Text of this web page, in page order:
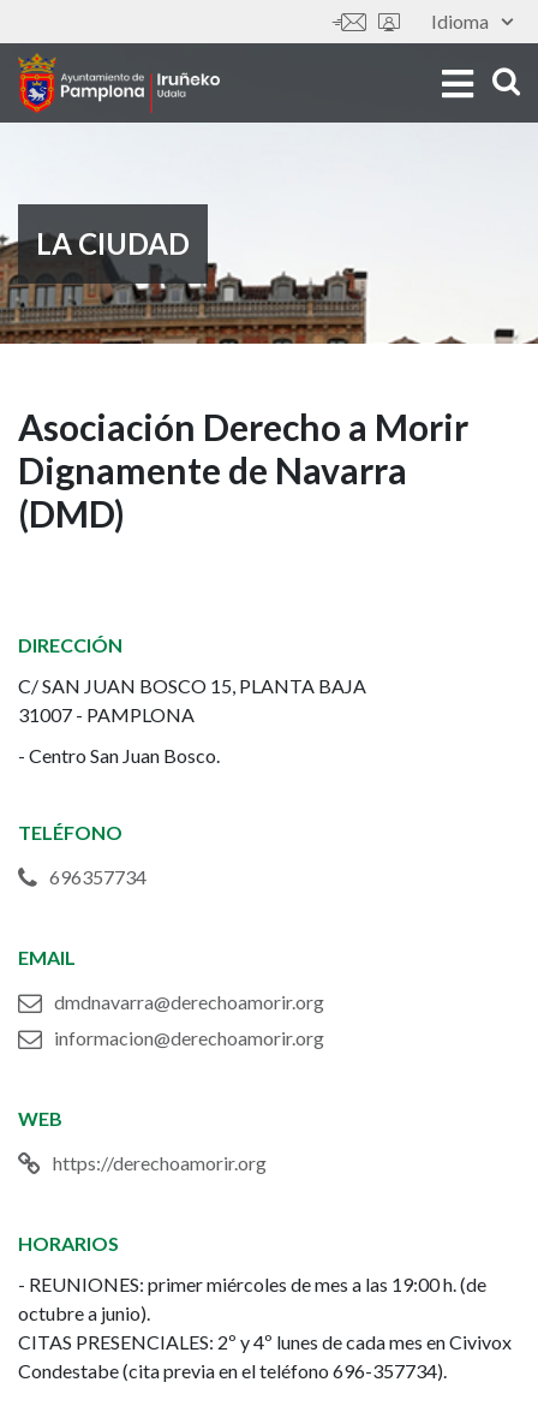
al
contenido
principal
Idioma
Tools
LA CIUDAD
Asociación
Derecho
a
Dignamente
de
Navarra
Asociación Derecho a Morir
Dignamente de Navarra
(DMD)
DIRECCIÓN
C/ SAN JUAN BOSCO 15, PLANTA BAJA
31007 - PAMPLONA
- Centro San Juan Bosco.
TELÉFONO
696357734
EMAIL
dmdnavarra@derechoamorir.org
informacion@derechoamorir.org
WEB
https://derechoamorir.org
HORARIOS
- REUNIONES: primer miércoles de mes a las 19:00 h. (de
octubre a junio).
CITAS PRESENCIALES: 2º y 4º lunes de cada mes en Civivox
Condestabe (cita previa en el teléfono 696-357734).